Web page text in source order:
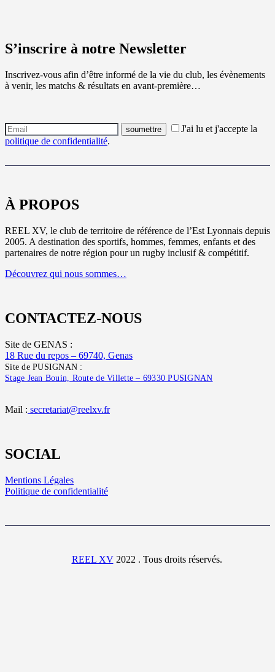
S’inscrire à notre Newsletter
Inscrivez-vous afin d’être informé de la vie du club, les évènements
à venir, les matchs & résultats en avant-première…
J'ai lu et j'accepte la
politique de confidentialité.
À PROPOS
REEL XV, le club de territoire de référence de l’Est Lyonnais depuis
2005. A destination des sportifs, hommes, femmes, enfants et des
partenaires de notre région pour un rugby inclusif & compétitif.
Découvrez qui nous sommes…
CONTACTEZ-NOUS
Site de GENAS :
18 Rue du repos – 69740, Genas
Site de PUSIGNAN :
Stage Jean Bouin, Route de Villette – 69330 PUSIGNAN
Mail : secretariat@reelxv.fr
SOCIAL
Mentions Légales
Politique de confidentialité
REEL XV2022 . Tous droits réservés.